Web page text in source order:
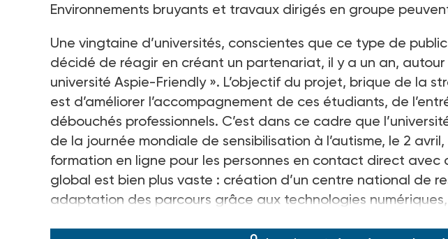
Environnements bruyants et travaux dirigés en groupe
Une vingtaine d’universités, conscientes que ce type de
décidé de réagir en créant un partenariat, il y a un an,
université Aspie-Friendly ». L’objectif du projet, brique de la
est d’améliorer l’accompagnement de ces étudiants, de
débouchés professionnels. C’est dans ce cadre que
de la journée mondiale de sensibilisation à l’autisme, le 2
formation en ligne pour les personnes en contact direct avec
global est bien plus vaste : création d’un centre national de
adaptation des parcours grâce aux technologies